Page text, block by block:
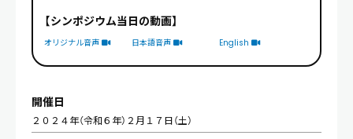
【シンポジウム当日の動画】
オリジナル音声 日本語音声 English
開催日
２０２４年（令和６年）２月１７日（土）